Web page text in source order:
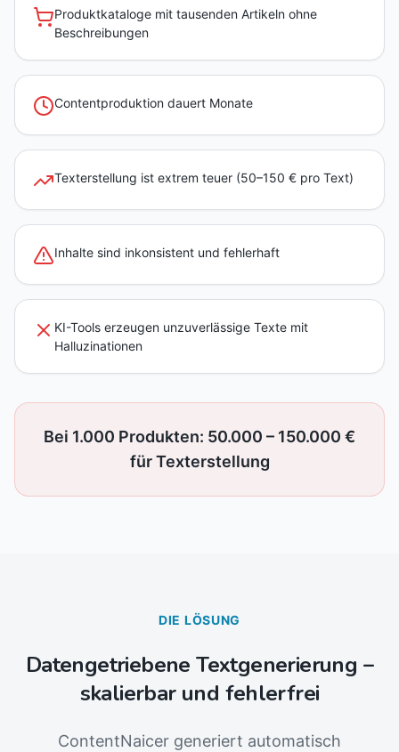
Produktkataloge mit tausenden Artikeln ohne
Beschreibungen
Contentproduktion dauert Monate
Texterstellung ist extrem teuer (50–150 € pro Text)
Inhalte sind inkonsistent und fehlerhaft
KI-Tools erzeugen unzuverlässige Texte mit
Halluzinationen
Bei 1.000 Produkten: 50.000 – 150.000 €
für Texterstellung
DIE LÖSUNG
Datengetriebene Textgenerierung –
skalierbar und fehlerfrei
ContentNaicer generiert automatisch